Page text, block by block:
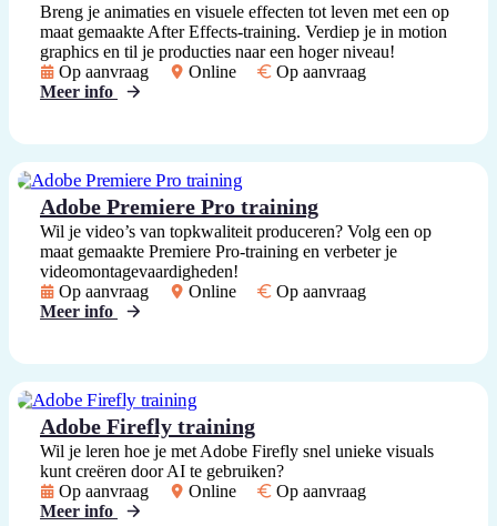
Breng je animaties en visuele effecten tot leven met een op
maat gemaakte After Effects-training. Verdiep je in motion
graphics en til je producties naar een hoger niveau!
Op aanvraag
Online
Op aanvraag
Meer info
Adobe Premiere Pro training
Wil je video’s van topkwaliteit produceren? Volg een op
maat gemaakte Premiere Pro-training en verbeter je
videomontagevaardigheden!
Op aanvraag
Online
Op aanvraag
Meer info
Adobe Firefly training
Wil je leren hoe je met Adobe Firefly snel unieke visuals
kunt creëren door AI te gebruiken?
Op aanvraag
Online
Op aanvraag
Meer info